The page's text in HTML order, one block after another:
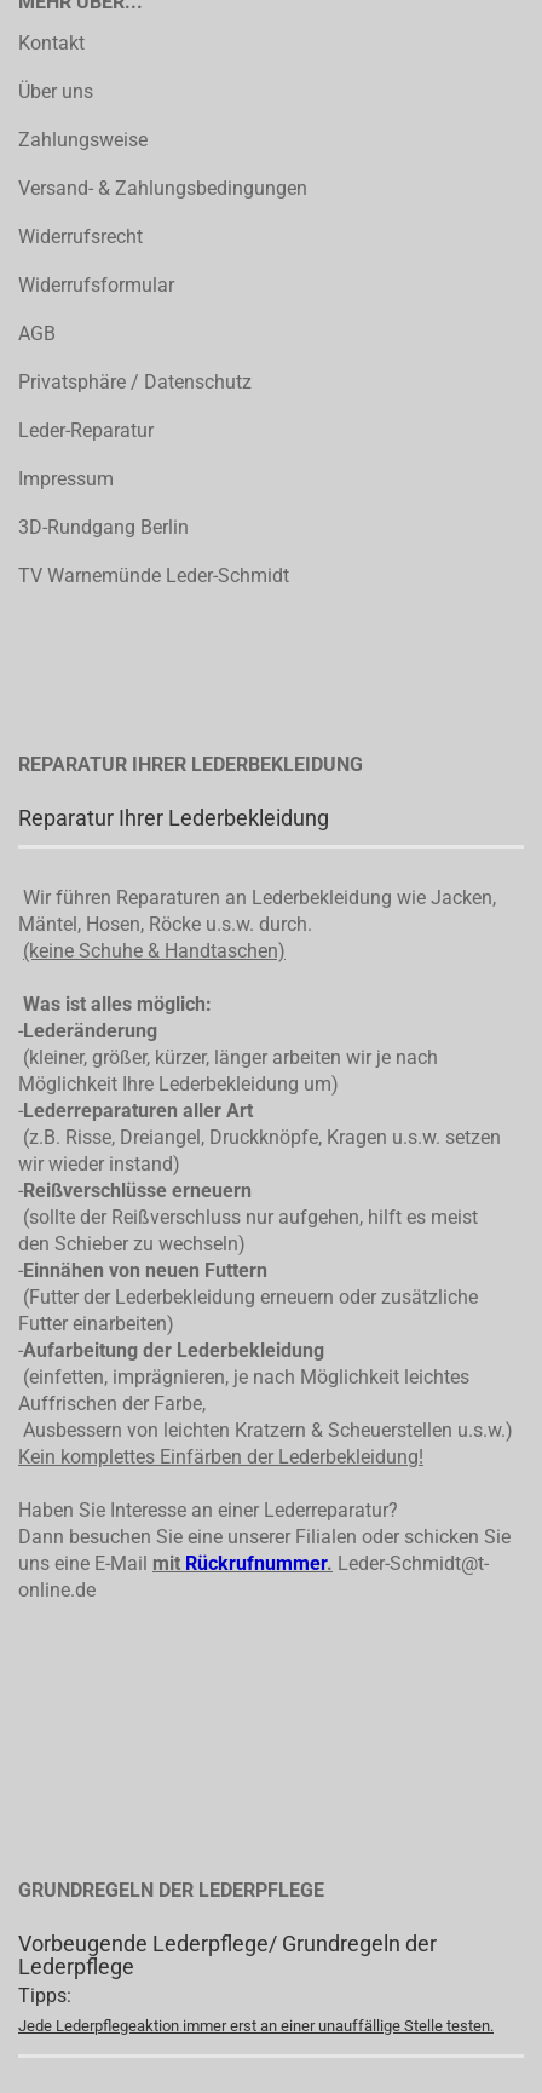
Kontakt
Über uns
Zahlungsweise
Versand- & Zahlungsbedingungen
Widerrufsrecht
Widerrufsformular
AGB
Privatsphäre / Datenschutz
Leder-Reparatur
Impressum
3D-Rundgang Berlin
TV Warnemünde Leder-Schmidt
REPARATUR IHRER LEDERBEKLEIDUNG
Reparatur Ihrer Lederbekleidung
Wir führen Reparaturen an Lederbekleidung wie Jacken,
Mäntel, Hosen, Röcke u.s.w. durch.
(keine Schuhe & Handtaschen)
Was ist alles möglich:
-Lederänderung
(kleiner, größer, kürzer, länger arbeiten wir je nach
Möglichkeit Ihre Lederbekleidung um)
-Lederreparaturen aller Art
(z.B. Risse, Dreiangel, Druckknöpfe, Kragen u.s.w. setzen
wir wieder instand)
-Reißverschlüsse erneuern
(sollte der Reißverschluss nur aufgehen, hilft es meist
den Schieber zu wechseln)
-Einnähen von neuen Futtern
(Futter der Lederbekleidung erneuern oder zusätzliche
Futter einarbeiten)
-Aufarbeitung der Lederbekleidung
(einfetten, imprägnieren, je nach Möglichkeit leichtes
Auffrischen der Farbe,
Ausbessern von leichten Kratzern & Scheuerstellen u.s.w.)
Kein komplettes Einfärben der Lederbekleidung!
Haben Sie Interesse an einer Lederreparatur?
Dann besuchen Sie eine unserer Filialen oder schicken Sie
uns eine E-Mail mit Rückrufnummer. Leder-Schmidt@t-
online.de
GRUNDREGELN DER LEDERPFLEGE
Vorbeugende Lederpflege/ Grundregeln der
Lederpflege
Tipps:
Jede Lederpflegeaktion immer erst an einer unauffällige Stelle testen.